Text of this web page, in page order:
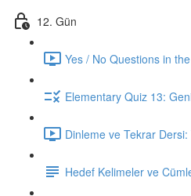
12. Gün
Yes / No Questions in
Elementary Quiz 13:
Dinleme ve Tekrar
Hedef Kelimeler ve